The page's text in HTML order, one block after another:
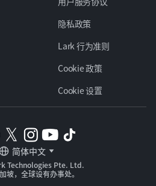
隐私政策
Lark 行为准则
Cookie 政策
Cookie 设置
Technologies Pte. Ltd.
坡，全球设有办事处。
简体中文